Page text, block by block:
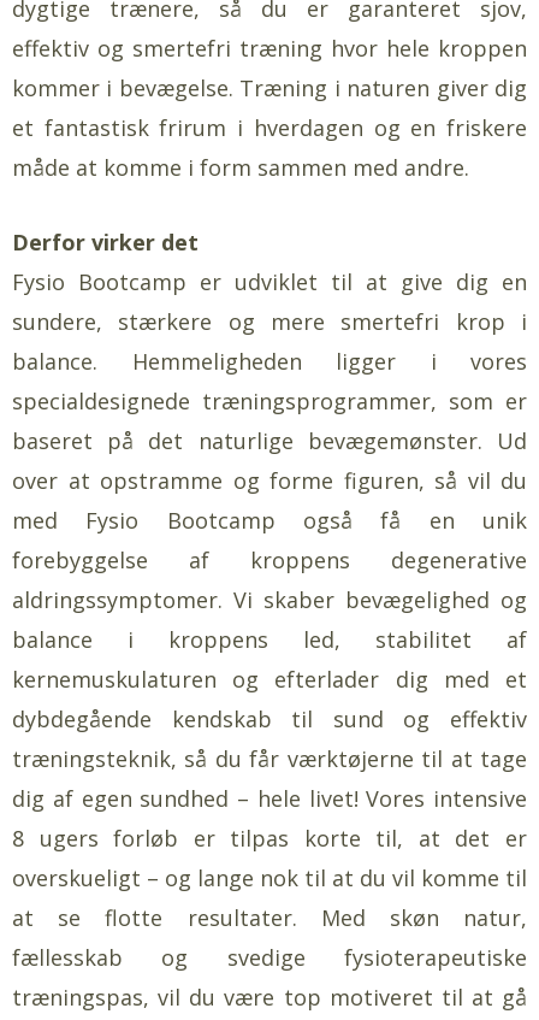
dygtige trænere, så du er garanteret sjov,
effektiv og smertefri træning hvor hele kroppen
kommer i bevægelse. Træning i naturen giver dig
et fantastisk frirum i hverdagen og en friskere
måde at komme i form sammen med andre.
Derfor virker det
Fysio Bootcamp er udviklet til at give dig en
sundere, stærkere og mere smertefri krop i
balance. Hemmeligheden ligger i vores
specialdesignede træningsprogrammer, som er
baseret på det naturlige bevægemønster. Ud
over at opstramme og forme figuren, så vil du
med Fysio Bootcamp også få en unik
forebyggelse af kroppens degenerative
aldringssymptomer. Vi skaber bevægelighed og
balance i kroppens led, stabilitet af
kernemuskulaturen og efterlader dig med et
dybdegående kendskab til sund og effektiv
træningsteknik, så du får værktøjerne til at tage
dig af egen sundhed – hele livet! Vores intensive
8 ugers forløb er tilpas korte til, at det er
overskueligt – og lange nok til at du vil komme til
at se flotte resultater. Med skøn natur,
fællesskab og svedige fysioterapeutiske
træningspas, vil du være top motiveret til at gå